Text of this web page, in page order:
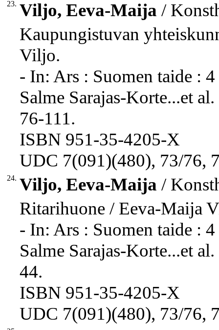
23. Viljo, Eeva-Maija /
Kaupungistuvan
Viljo.
- In: Ars : Suomen taide :
Salme Sarajas-Korte...et
76-111.
ISBN 951-35-4205-X
UDC 7(091)(480), 73/76,
24. Viljo, Eeva-Maija /
Ritarihuone / Eeva-Maija
- In: Ars : Suomen taide :
Salme Sarajas-Korte...et
44.
ISBN 951-35-4205-X
UDC 7(091)(480), 73/76,